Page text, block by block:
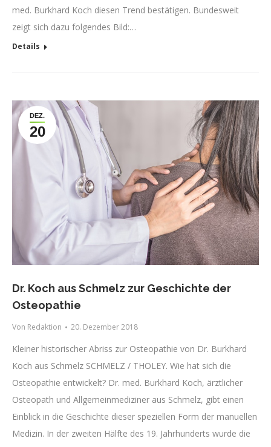
med. Burkhard Koch diesen Trend bestätigen. Bundesweit
zeigt sich dazu folgendes Bild:…
Details
DEZ.
20
Dr. Koch aus Schmelz zur Geschichte der
Osteopathie
Von Redaktion 20. Dezember 2018
Kleiner historischer Abriss zur Osteopathie von Dr. Burkhard
Koch aus Schmelz SCHMELZ / THOLEY. Wie hat sich die
Osteopathie entwickelt? Dr. med. Burkhard Koch, ärztlicher
Osteopath und Allgemeinmediziner aus Schmelz, gibt einen
Einblick in die Geschichte dieser speziellen Form der manuellen
Medizin. In der zweiten Hälfte des 19. Jahrhunderts wurde die